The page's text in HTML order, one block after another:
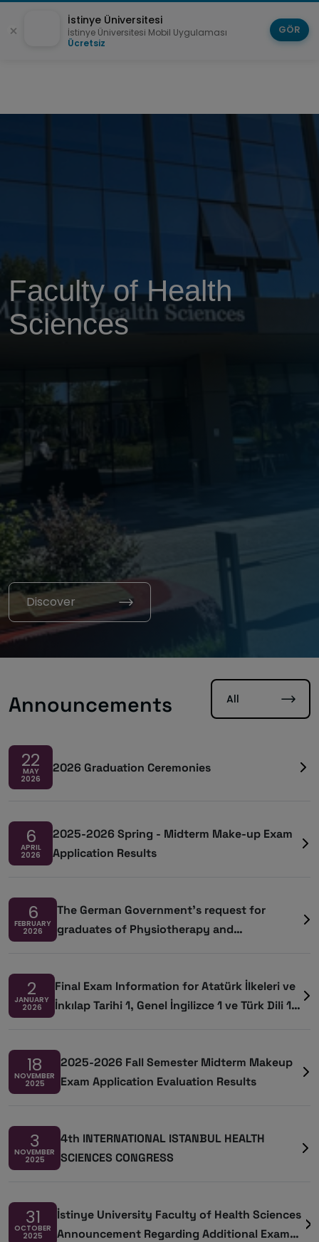
Faculty of Health
Sciences
Discover
Announcements All
22
MAY
2026
2026 Graduation Ceremonies
6
APRIL
2026
2025-2026 Spring - Midterm Make-up Exam
Application Results
6
FEBRUARY
2026
The German Government’s request for
graduates of Physiotherapy and
2
JANUARY
2026
Final Exam Information for Atatürk İlkeleri ve
İnkılap Tarihi 1, Genel İngilizce 1 ve Türk Dili 1
18
NOVEMBER
2025
2025-2026 Fall Semester Midterm Makeup
Exam Application Evaluation Results
3
NOVEMBER
2025
4th INTERNATIONAL ISTANBUL HEALTH
SCIENCES CONGRESS
31
OCTOBER
2025
İstinye University Faculty of Health Sciences
Announcement Regarding Additional Exam
İstinye Üniversitesi
İstinye Üniversitesi Mobil Uygulaması
Ücretsiz
GÖR